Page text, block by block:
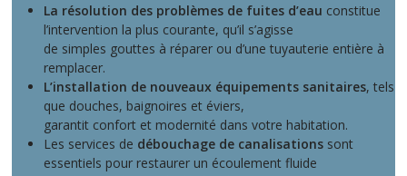
La résolution des problèmes de fuites d’eau constitue
l’intervention la plus courante, qu’il s’agisse
de simples gouttes à réparer ou d’une tuyauterie entière à
remplacer.
L’installation de nouveaux équipements sanitaires, tels
que douches, baignoires et éviers,
garantit confort et modernité dans votre habitation.
Les services de débouchage de canalisations sont
essentiels pour restaurer un écoulement fluide